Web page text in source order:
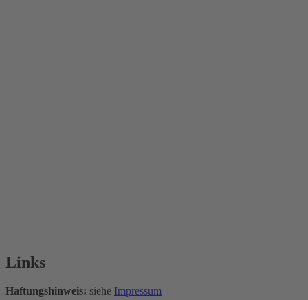
Links
Haftungshinweis: siehe Impressum